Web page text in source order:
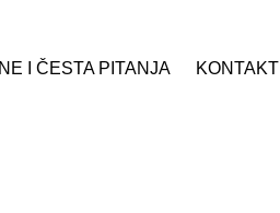
I ČESTA PITANJA KONTAKT